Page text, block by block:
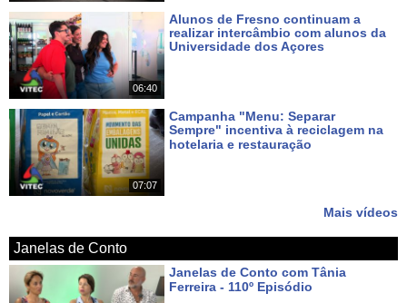
06:40
Alunos de Fresno continuam a
realizar intercâmbio com alunos da
Universidade dos Açores
07:07
Campanha "Menu: Separar
Sempre" incentiva à reciclagem na
hotelaria e restauração
Mais vídeos
Janelas de Conto
Janelas de Conto com Tânia
Ferreira - 110º Episódio